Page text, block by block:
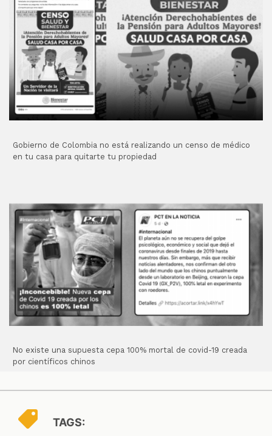
Gobierno de Colombia no está realizando un censo de médico
en tu casa para quitarte tu propiedad
No existe una supuesta cepa 100% mortal de covid-19 creada
por científicos chinos
TAGS: